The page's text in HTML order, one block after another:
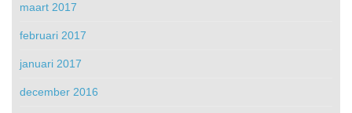
maart 2017
februari 2017
januari 2017
december 2016